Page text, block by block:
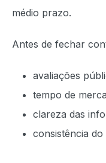
médio prazo.
Antes de fechar
avaliações
tempo de
clareza das
consistência do